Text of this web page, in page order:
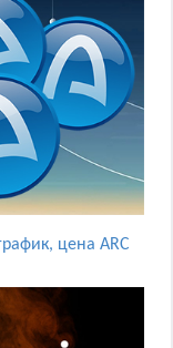
цена ARC